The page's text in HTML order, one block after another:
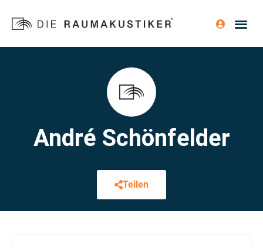
André Schönfelder
Teilen